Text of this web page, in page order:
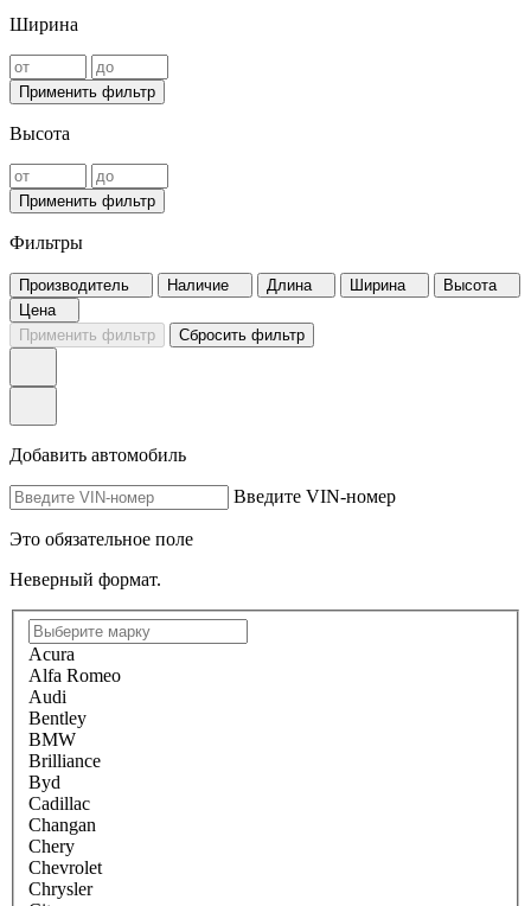
Ширина
Применить фильтр
Высота
Применить фильтр
Фильтры
Производитель Наличие Длина Ширина
Высота
Цена
Применить фильтр
Сбросить фильтр
Добавить автомобиль
Введите VIN-номер
Это обязательное поле
Неверный формат.
Acura
Alfa Romeo
Audi
Bentley
BMW
Brilliance
Byd
Cadillac
Changan
Chery
Chevrolet
Chrysler